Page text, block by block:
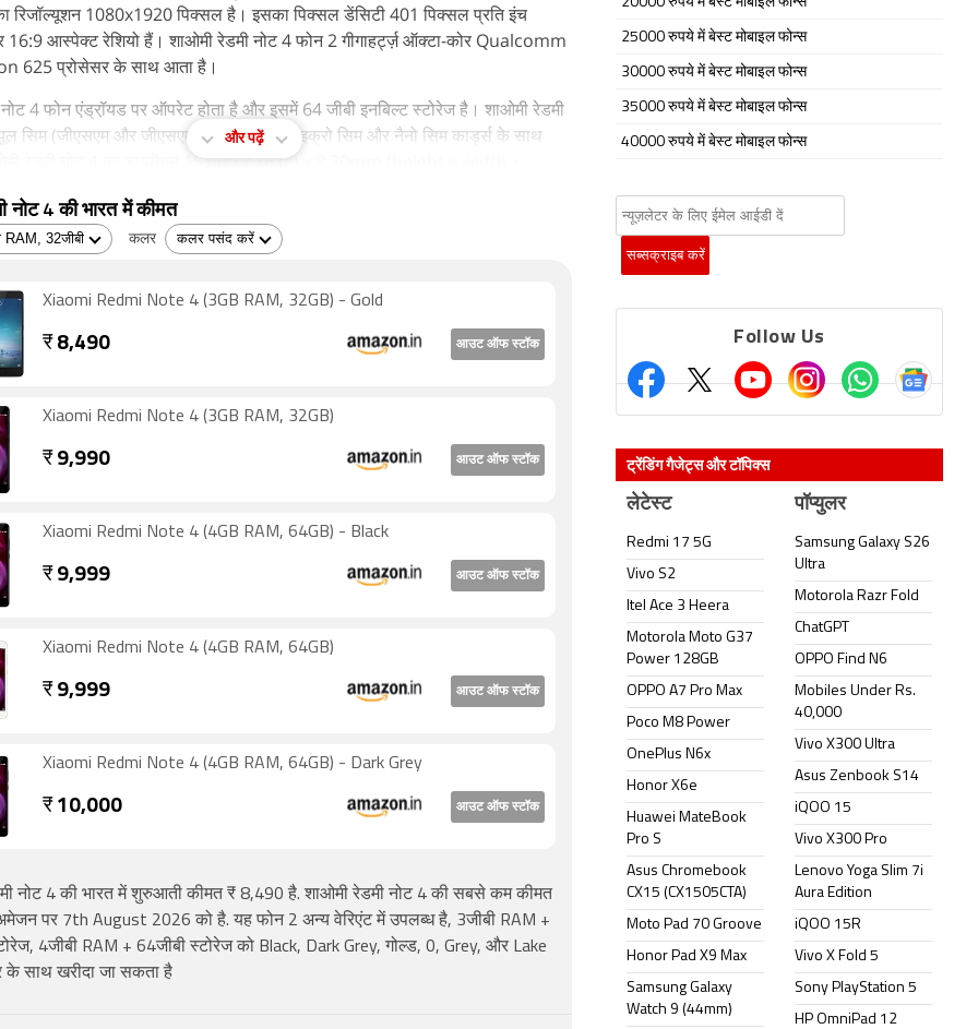
रिजॉल्यूशन 1080x1920 पिक्सल है। इसका पिक्सल डेंसिटी 401 पिक्सल प्रति इंच
16:9 आस्पेक्ट रेशियो हैं। शाओमी रेडमी नोट 4 फोन 2 गीगाहर्ट्ज़ ऑक्टा-कोर Qualcomm
625 प्रोसेसर के साथ आता है।
4 फोन एंड्रॉ़यड पर ऑपरेट होता है और इसमें 64 जीबी इनबिल्ट स्टोरेज है। शाओमी रेडमी
सिम (जीएसएम और जीएसएम) मोबाइल है जो माइक्रो सिम और नैनो सिम कार्ड्स के साथ
रेडमी नोट 4 का डायमेंशन 151.00 x 76.00 x 8.30mm (height x width x
के लिए शाओमी रेडमी नोट 4 में वाई-फाई 802.11 ए/बी/जी/एन, जीपीएस, इंफ्रारेड डायरेक्ट,
40 के सपोर्ट के साथ) है। फोन में सेंसर की बात की जाएं तो एंबियंट लाइट सेंसर, एक्सेलेरोमीटर,
जायरोस्कोप, प्रॉक्सिमिटी सेंसर और फिंगरप्रिंट सेंसर है।
को शाओमी रेडमी नोट 4 की शुरुआती कीमत भारत में 8,490 रुपये है।
और पढ़ें
नोट 4 की भारत में कीमत
कलर
Xiaomi Redmi Note 4 (3GB RAM, 32GB) - Gold
₹ 8,490 आउट ऑफ स्टॉक
Xiaomi Redmi Note 4 (3GB RAM, 32GB)
₹ 9,990 आउट ऑफ स्टॉक
Xiaomi Redmi Note 4 (4GB RAM, 64GB) - Black
₹ 9,999 आउट ऑफ स्टॉक
Xiaomi Redmi Note 4 (4GB RAM, 64GB)
₹ 9,999 आउट ऑफ स्टॉक
Xiaomi Redmi Note 4 (4GB RAM, 64GB) - Dark Grey
₹ 10,000 आउट ऑफ स्टॉक
नोट 4 की भारत में शुरुआती कीमत ₹ 8,490 है. शाओमी रेडमी नोट 4 की सबसे कम कीमत
पर 7th August 2026 को है. यह फोन 2 अन्य वेरिएंट में उपलब्ध है, 3जीबी RAM +
4जीबी RAM + 64जीबी स्टोरेज को Black, Dark Grey, गोल्ड, 0, Grey, और Lake
के साथ खरीदा जा सकता है
25000 रुपये में बेस्ट मोबाइल फोन्स
30000 रुपये में बेस्ट मोबाइल फोन्स
35000 रुपये में बेस्ट मोबाइल फोन्स
40000 रुपये में बेस्ट मोबाइल फोन्स
Follow Us
ट्रेंडिंग गैजेट्स और टॉपिक्स
लेटेस्ट
Redmi 17 5G
Vivo S2
Itel Ace 3 Heera
Motorola Moto G37
Power 128GB
OPPO A7 Pro Max
Poco M8 Power
OnePlus N6x
Honor X6e
Huawei MateBook
Pro S
Asus Chromebook
CX15 (CX1505CTA)
Moto Pad 70 Groove
Honor Pad X9 Max
Samsung Galaxy
Watch 9 (44mm)
पॉप्युलर
Samsung Galaxy S26
Ultra
Motorola Razr Fold
ChatGPT
OPPO Find N6
Mobiles Under Rs.
40,000
Vivo X300 Ultra
Asus Zenbook S14
iQOO 15
Vivo X300 Pro
Lenovo Yoga Slim 7i
Aura Edition
iQOO 15R
Vivo X Fold 5
Sony PlayStation 5
HP OmniPad 12